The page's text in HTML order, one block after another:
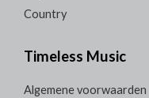
Country
Timeless Music
Algemene voorwaarden